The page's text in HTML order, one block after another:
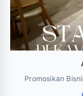
Promosikan